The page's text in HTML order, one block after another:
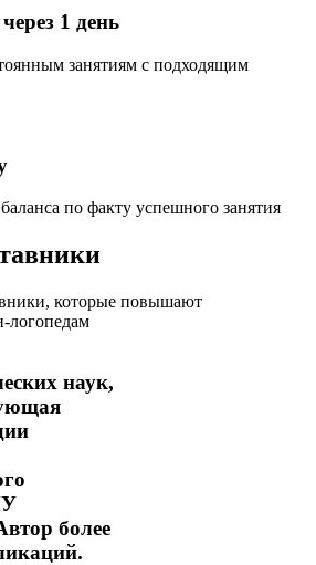
1 день
занятиям с подходящим
по факту успешного занятия
которые повышают
логопедам
наук,
более